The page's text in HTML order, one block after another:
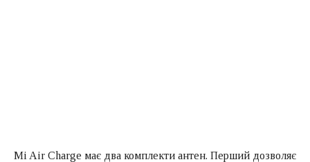
Mi Air Charge має два комплекти антен. Перший дозволяє